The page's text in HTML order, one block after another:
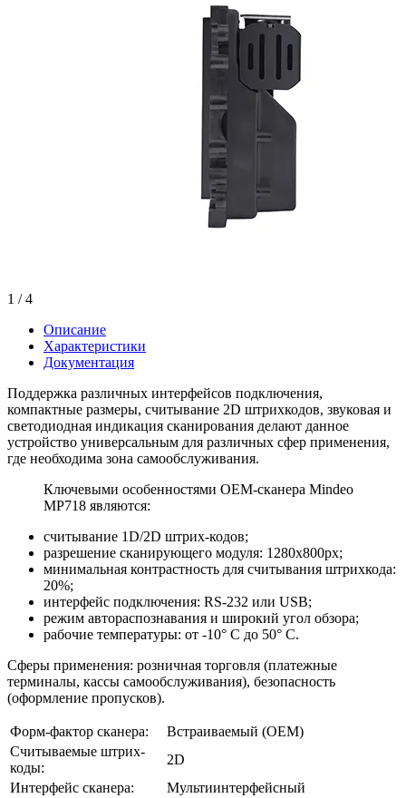
1 / 4
Описание
Характеристики
Документация
Поддержка различных интерфейсов подключения,
компактные размеры, считывание 2D штрихкодов, звуковая и
светодиодная индикация сканирования делают данное
устройство универсальным для различных сфер применения,
где необходима зона самообслуживания.
Ключевыми особенностями OEM-сканера Mindeo
MP718 являются:
считывание 1D/2D штрих-кодов;
разрешение сканирующего модуля: 1280x800px;
минимальная контрастность для считывания штрихкода:
20%;
интерфейс подключения: RS-232 или USB;
режим автораспознавания и широкий угол обзора;
рабочие температуры: от -10° C до 50° C.
Сферы применения: розничная торговля (платежные
терминалы, кассы самообслуживания), безопасность
(оформление пропусков).
Форм-фактор сканера:
Встраиваемый (OEM)
Считываемые штрих-
коды:
2D
Интерфейс сканера:
Мультиинтерфейсный